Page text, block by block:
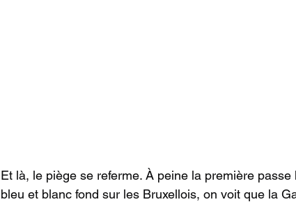
Et là, le piège se referme. À peine la première
bleu et blanc fond sur les Bruxellois, on voit que la